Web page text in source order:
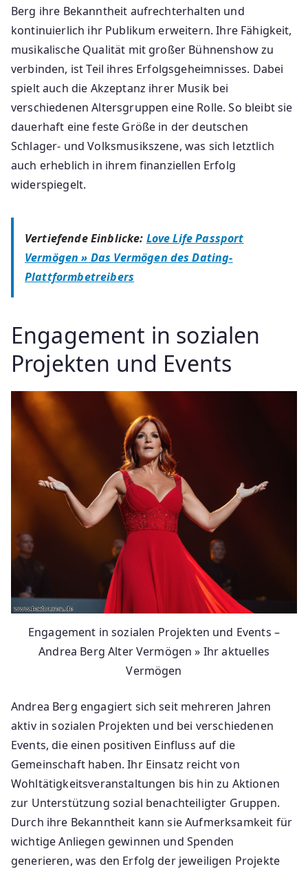
Berg ihre Bekanntheit aufrechterhalten und
kontinuierlich ihr Publikum erweitern. Ihre Fähigkeit,
musikalische Qualität mit großer Bühnenshow zu
verbinden, ist Teil ihres Erfolgsgeheimnisses. Dabei
spielt auch die Akzeptanz ihrer Musik bei
verschiedenen Altersgruppen eine Rolle. So bleibt sie
dauerhaft eine feste Größe in der deutschen
Schlager- und Volksmusikszene, was sich letztlich
auch erheblich in ihrem finanziellen Erfolg
widerspiegelt.
Vertiefende Einblicke: Love Life Passport
Vermögen » Das Vermögen des Dating-
Plattformbetreibers
Engagement in sozialen
Projekten und Events
Engagement in sozialen Projekten und Events –
Andrea Berg Alter Vermögen » Ihr aktuelles
Vermögen
Andrea Berg engagiert sich seit mehreren Jahren
aktiv in sozialen Projekten und bei verschiedenen
Events, die einen positiven Einfluss auf die
Gemeinschaft haben. Ihr Einsatz reicht von
Wohltätigkeitsveranstaltungen bis hin zu Aktionen
zur Unterstützung sozial benachteiligter Gruppen.
Durch ihre Bekanntheit kann sie Aufmerksamkeit für
wichtige Anliegen gewinnen und Spenden
generieren, was den Erfolg der jeweiligen Projekte